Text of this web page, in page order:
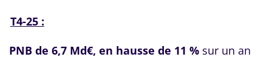
T4-25 :
PNB de 6,7 Md€, en hausse de 11 % sur un an